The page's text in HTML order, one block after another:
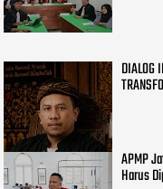
DIALOG
APMP
Harus